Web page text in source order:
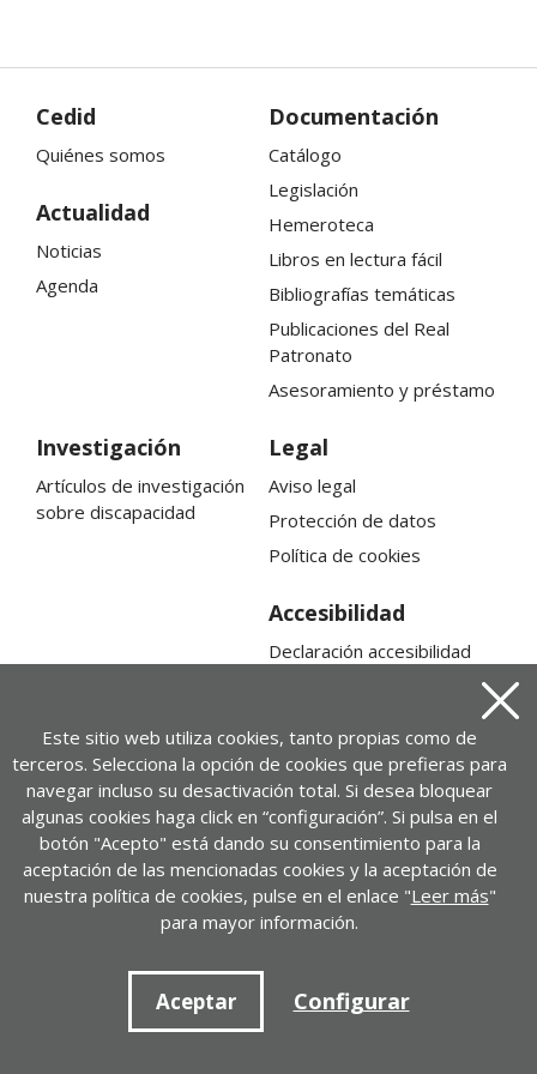
Cedid
Quiénes somos
Actualidad
Noticias
Agenda
Documentación
Catálogo
Legislación
Hemeroteca
Libros en lectura fácil
Bibliografías temáticas
Publicaciones del Real
Patronato
Asesoramiento y préstamo
Investigación
Artículos de investigación
sobre discapacidad
Legal
Aviso legal
Protección de datos
Política de cookies
Accesibilidad
Declaración accesibilidad
+ 34 917452446 | cedid@cedid.es
Este sitio web utiliza cookies, tanto propias como de
terceros. Selecciona la opción de cookies que prefieras para
navegar incluso su desactivación total. Si desea bloquear
algunas cookies haga click en “configuración”. Si pulsa en el
botón "Acepto" está dando su consentimiento para la
aceptación de las mencionadas cookies y la aceptación de
nuestra política de cookies, pulse en el enlace "Leer más"
para mayor información.
Aceptar Configurar